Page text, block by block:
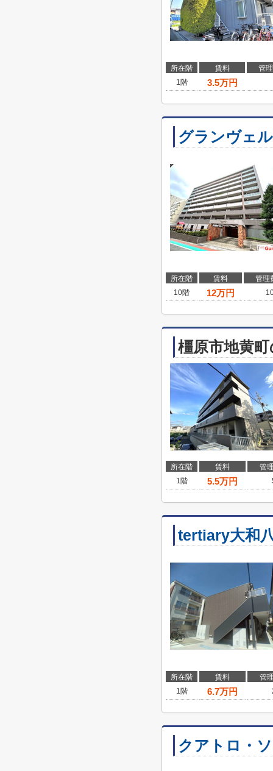
所在階 賃料
管
1階
3.5万円
グランヴェ
所在階 賃料
管理
10階
12万円
橿原市地黄
所在階 賃料
管
1階
5.5万円
tertiary大和
所在階 賃料
管
1階
6.7万円
クアトロ・